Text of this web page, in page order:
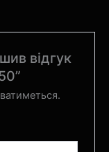
відгук